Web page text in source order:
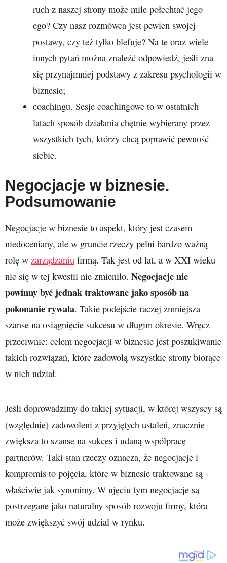
ruch z naszej strony może mile połechtać jego
ego? Czy nasz rozmówca jest pewien swojej
postawy, czy też tylko blefuje? Na te oraz wiele
innych pytań można znaleźć odpowiedź, jeśli zna
się przynajmniej podstawy z zakresu psychologii w
biznesie;
coachingu. Sesje coachingowe to w ostatnich
latach sposób działania chętnie wybierany przez
wszystkich tych, którzy chcą poprawić pewność
siebie.
Negocjacje w biznesie.
Podsumowanie
Negocjacje w biznesie to aspekt, który jest czasem
niedoceniany, ale w gruncie rzeczy pełni bardzo ważną
rolę w zarządzaniu firmą. Tak jest od lat, a w XXI wieku
nic się w tej kwestii nie zmieniło. Negocjacje nie
powinny być jednak traktowane jako sposób na
pokonanie rywala. Takie podejście raczej zmniejsza
szanse na osiągnięcie sukcesu w długim okresie. Wręcz
przeciwnie: celem negocjacji w biznesie jest poszukiwanie
takich rozwiązań, które zadowolą wszystkie strony biorące
w nich udział.
Jeśli doprowadzimy do takiej sytuacji, w której wszyscy są
(względnie) zadowoleni z przyjętych ustaleń, znacznie
zwiększa to szanse na sukces i udaną współpracę
partnerów. Taki stan rzeczy oznacza, że negocjacje i
kompromis to pojęcia, które w biznesie traktowane są
właściwie jak synonimy. W ujęciu tym negocjacje są
postrzegane jako naturalny sposób rozwoju firmy, która
może zwiększyć swój udział w rynku.